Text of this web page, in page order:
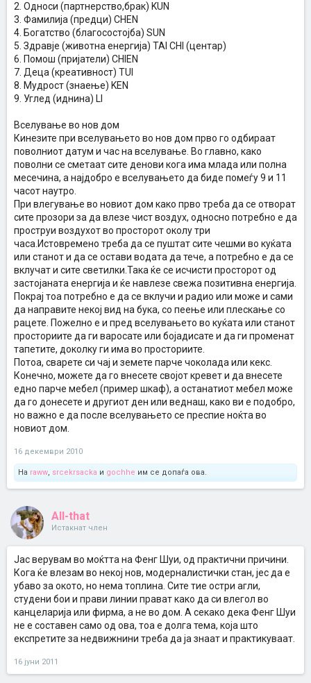
2. Односи (партнерство,брак) KUN
3. Фамилија (предци) CHEN
4. Богатство (благосостојба) SUN
5. Здравје (животна енергија) TAI CHI (центар)
6. Помош (пријатели) CHIEN
7. Деца (креативност) TUI
8. Мудрост (знаење) KEN
9. Углед (иднина) LI
Вселување во нов дом
Кинезите при вселувањето во нов дом прво го одбираат
поволниот датум и час на вселување. Во главно, како
поволни се сметаат сите денови кога има млада или полна
месечина, а најдобро е вселувањето да биде помеѓу 9 и 11
часот наутро.
При влегување во новиот дом како прво треба да се отворат
сите прозори за да влезе чист воздух, односно потребно е да
проструи воздухот во просторот околу три
часа.Истовремено треба да се пуштат сите чешми во куќата
или станот и да се остави водата да тече, а потребно е да се
вклучат и сите светилки.Така ќе се исчисти просторот од
застојаната енергија и ќе навлезе свежа позитивна енергија.
Покрај тоа потребно е да се вклучи и радио или може и сами
да направите некој вид на бука, со пеење или плескање со
рацете. Пожелно е и пред вселувањето во куќата или станот
просториите да ги варосате или бојадисате и да ги променат
тапетите, доколку ги има во просториите.
Потоа, сварете си чај и земете парче чоколада или кекс.
Конечно, можете да го внесете својот кревет и да внесете
едно парче мебел (пример шкаф), а останатиот мебел може
да го донесете и другиот ден или веднаш, како ви е подобро,
но важно е да после вселувањето се преспие ноќта во
новиот дом.
16 декември 2010
На raww, srcekrsacka и gochhe им се допаѓа ова.
All-that
Истакнат член
Јас верувам во моќтта на Фенг Шуи, од практични причини.
Кога ќе влезам во некој нов, модерналистички стан, јес да е
убаво за окото, но нема топлина. Сите тие остри агли,
студени бои и прави линии прават како да си влегол во
канцеларија или фирма, а не во дом. А секако дека Фенг Шуи
не е составен само од ова, тоа е долга тема, која што
експретите за недвижнини треба да ја знаат и практикуваат.
16 јуни 2011